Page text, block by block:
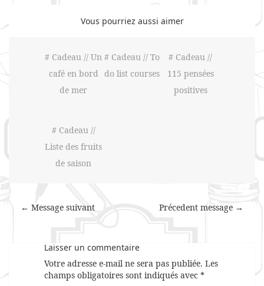
Vous pourriez aussi aimer
# Cadeau // Un
café en bord
de mer
# Cadeau // To
do list courses
# Cadeau //
115 pensées
positives
# Cadeau //
Liste des fruits
de saison
Précedent message →
← Message suivant
Laisser un commentaire
Votre adresse e-mail ne sera pas publiée. Les
champs obligatoires sont indiqués avec *